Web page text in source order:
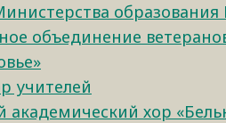
образования
объединение
учителей
хор